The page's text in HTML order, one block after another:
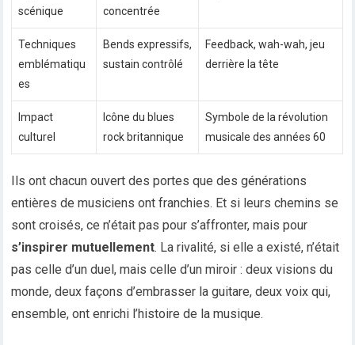
scénique
concentrée
Techniques
emblématiqu
es
Bends expressifs,
sustain contrôlé
Feedback, wah-wah, jeu
derrière la tête
Impact
culturel
Icône du blues
rock britannique
Symbole de la révolution
musicale des années 60
Ils ont chacun ouvert des portes que des générations
entières de musiciens ont franchies. Et si leurs chemins se
sont croisés, ce n’était pas pour s’affronter, mais pour
s’inspirer mutuellement. La rivalité, si elle a existé, n’était
pas celle d’un duel, mais celle d’un miroir : deux visions du
monde, deux façons d’embrasser la guitare, deux voix qui,
ensemble, ont enrichi l’histoire de la musique.